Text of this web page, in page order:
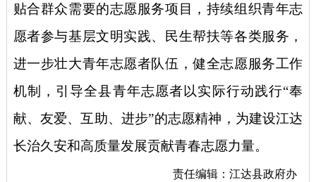
贴合群众需要的志愿服务项目，持续组织青年志
愿者参与基层文明实践、民生帮扶等各类服务，
进一步壮大青年志愿者队伍，健全志愿服务工作
机制，引导全县青年志愿者以实际行动践行“奉
献、友爱、互助、进步”的志愿精神，为建设江达
长治久安和高质量发展贡献青春志愿力量。
责任编辑：江达县政府办